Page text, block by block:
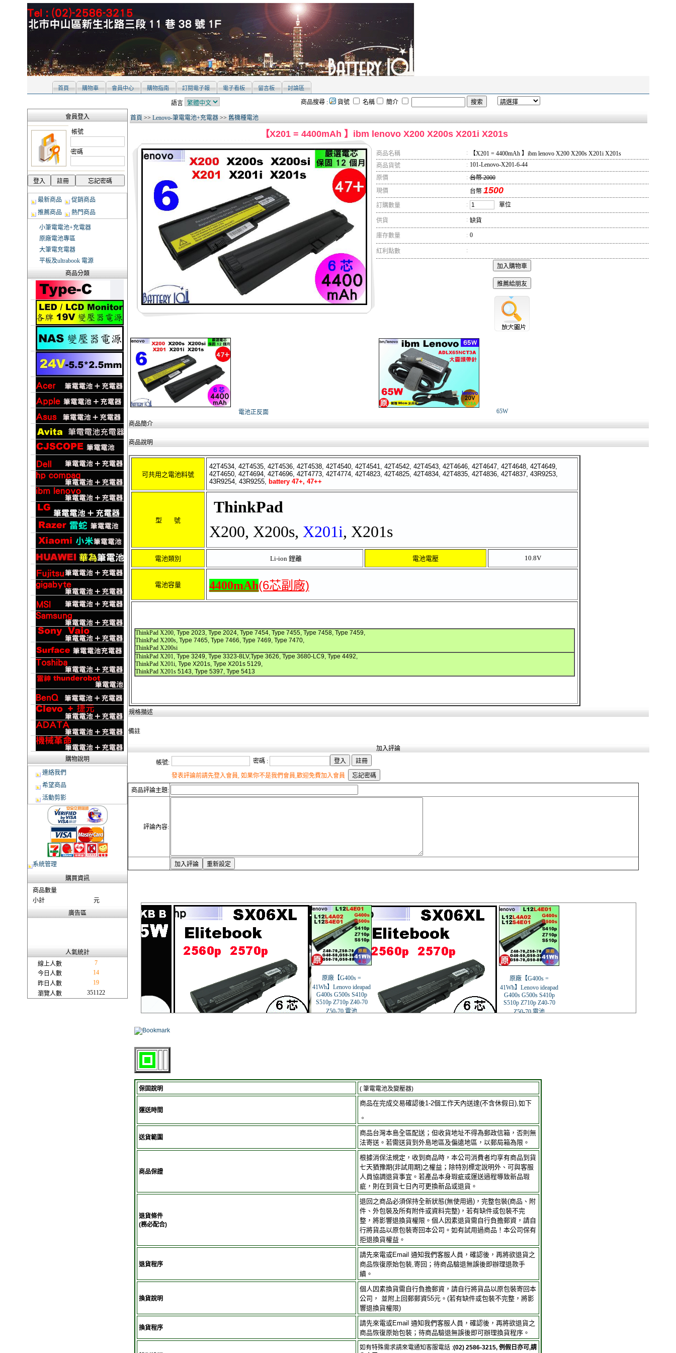
首頁 購物車 會員中心 購物指南 訂閱電子報 電子看板 留言板 討論區
語言 商品搜尋 : 貨號 名稱 簡介
會員登入
帳號
密碼
最新商品
促銷商品
推薦商品
熱門商品
小筆電電池+充電器
原廠電池專區
大筆電充電器
平板及ultrabook 電源
商品分類
購物說明
連絡我們
希望商品
活動剪影
系統管理
購買資訊
商品數量
小計
元
廣告區
人氣統計
線上人數
7
今日人數
14
昨日人數
19
瀏覽人數
351122
首頁 >> Lenovo-筆電電池+充電器>> 舊機種電池
【X201 = 4400mAh 】ibm lenovo X200 X200s X201i X201s
商品名稱 :
【X201 = 4400mAh 】ibm lenovo X200 X200s X201i X201s
商品貨號
: 101-Lenovo-X201-6-44
原價
: 台幣 2000
現價
台幣 1500
訂購數量 : 單位
供貨 : 缺貨
庫存數量 : 0
紅利點數 :
電池正反面
65W
商品簡介
商品說明
可共用之電池料號
42T4534, 42T4535, 42T4536, 42T4538, 42T4540, 42T4541, 42T4542, 42T4543, 42T4646, 42T4647, 42T4648, 42T4649,
42T4650, 42T4694, 42T4696, 42T4773, 42T4774, 42T4823, 42T4825, 42T4834, 42T4835, 42T4836, 42T4837, 43R9253,
43R9254, 43R9255, battery 47+, 47++
型 號
ThinkPad
X200, X200s, X201i, X201s
電池類別 Li-ion 鋰離 電池電壓 10.8V
電池容量 4400mAh(6芯副廠)
ThinkPad X200, Type 2023, Type 2024, Type 7454, Type 7455, Type 7458, Type 7459,
ThinkPad X200s, Type 7465, Type 7466, Type 7469, Type 7470,
ThinkPad X200si
ThinkPad X201, Type 3249, Type 3323-8LV,Type 3626, Type 3680-LC9, Type 4492,
ThinkPad X201i, Type X201s, Type X201s 5129,
ThinkPad X201s5143, Type 5397, Type 5413
規格描述
備註
加入評論
帳號:
密碼 :
發表評論前請先登入會員, 如果你不是我們會員,歡迎免費加入會員
商品評論主題:
評論內容:
保固說明 ( 筆電電池及變壓器)
運送時間
商品在完成交易確認後1-2個工作天內送達(不含休假日),如下
。
送貨範圍
商品台灣本島全區配送；但收貨地址不得為郵政信箱，否則無
法寄送。若需送貨到外島地區及偏遠地區，以郵局箱為限。
商品保證
根據消保法規定，收到商品時，本公司消費者均享有商品到貨
七天猶豫期(非試用期)之權益；除特別標定說明外、可與客服
人員協調退貨事宜。若產品本身瑕疵或運送過程導致新品瑕
疵，則在到貨七日內可更換新品或退貨。
退貨條件
(務必配合)
退回之商品必須保持全新狀態(無使用過)，完整包裝(商品、附
件、外包裝及所有附件或資料完整)，若有缺件或包裝不完
整，將影響退換貨權限。個人因素退貨需自行負擔郵資，請自
行將貨品以原包裝寄回本公司。如有試用過商品！本公司保有
拒退換貨權益。
退貨程序
請先來電或Email 通知我們客服人員，確認後，再將欲退貨之
商品恢復原始包裝,寄回；待商品驗退無誤後即辦理退款手
續。
換貨說明
個人因素換貨需自行負擔郵資，請自行將貨品以原包裝寄回本
公司， 並附上回郵郵資55元。(若有缺件或包裝不完整，將影
響退換貨權限)
換貨程序
請先來電或Email 通知我們客服人員，確認後，再將欲退貨之
商品恢復原始包裝；待商品驗退無誤後即可辦理換貨程序。
如有特殊需求請來電通知客服電話 :(02) 2586-3215, 例假日亦可,請